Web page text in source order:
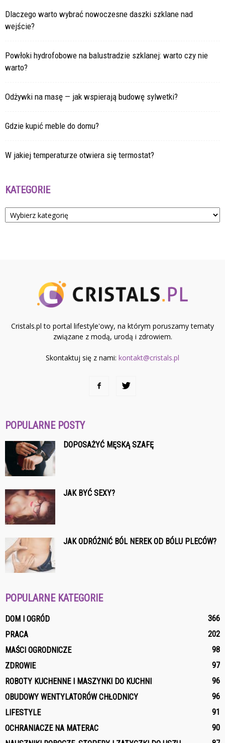
Dlaczego warto wybrać nowoczesne daszki szklane nad
wejście?
Powłoki hydrofobowe na balustradzie szklanej: warto czy nie
warto?
Odżywki na masę — jak wspierają budowę sylwetki?
Gdzie kupić meble do domu?
W jakiej temperaturze otwiera się termostat?
KATEGORIE
Kategorie
Cristals.pl to portal lifestyle'owy, na którym poruszamy tematy
związane z modą, urodą i zdrowiem.
Skontaktuj się z nami: kontakt@cristals.pl
POPULARNE POSTY
DOPOSAŻYĆ MĘSKĄ SZAFĘ
JAK BYĆ SEXY?
JAK ODRÓŻNIĆ BÓL NEREK OD BÓLU PLECÓW?
POPULARNE KATEGORIE
DOM I OGRÓD
366
PRACA
202
MAŚCI OGRODNICZE
98
ZDROWIE
97
ROBOTY KUCHENNE I MASZYNKI DO KUCHNI
96
OBUDOWY WENTYLATORÓW CHŁODNICY
96
LIFESTYLE
91
OCHRANIACZE NA MATERAC
90